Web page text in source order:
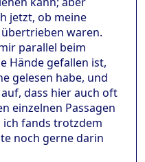
jetzt, ob meine
waren.
parallel beim
Hände gefallen ist,
gelesen habe, und
dass hier auch oft
einzelnen Passagen
ich fands trotzdem
noch gerne darin